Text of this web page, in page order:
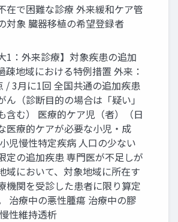
在で困難な診療 外来緩和ケア管
対象 臓器移植の希望登録者
1：外来診療】対象疾患の追加
疎地域における特例措置 外来：
/ 3月に1回 全国共通の追加疾患
ん（診断目的の場合は「疑い」
含む） 医療的ケア児（者）（日
医療的ケアが必要な小児・成
児慢性特定疾病 人口の少ない
定の追加疾患 専門医が不足しが
域において、対象地域に所在す
機関を受診した患者に限り算定
治療中の悪性腫瘍 治療中の膠
性維持透析